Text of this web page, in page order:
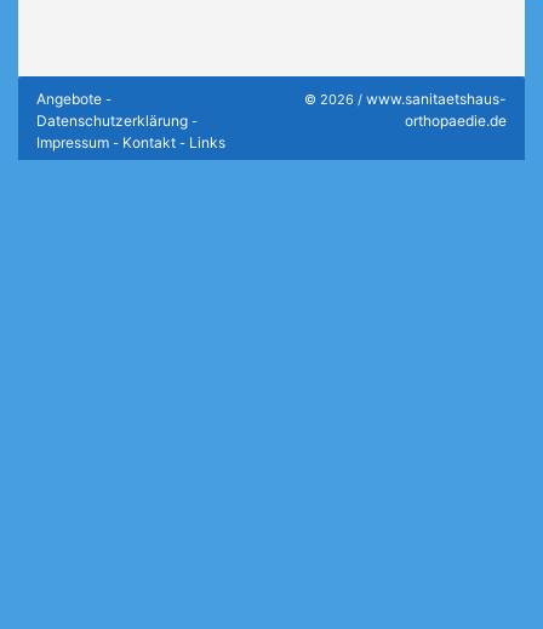
Angebote -
Datenschutzerklärung -
Impressum - Kontakt - Links
© 2026 / www.sanitaetshaus-
orthopaedie.de